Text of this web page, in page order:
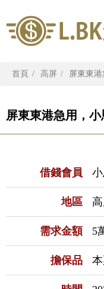
首頁 高屏 屏東東港
屏東東港急用，
借錢會員
地區
需求金額 5
擔保品